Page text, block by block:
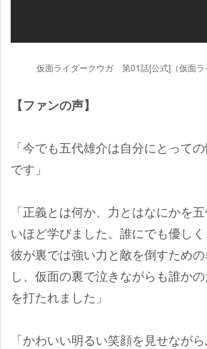
仮面ライダークウガ 第01話[公式]（仮面ラ
【ファンの声】
「今でも五代雄介は自分にとって
です」
「正義とは何か、力とはなにかを
いほど学びました。誰にでも優し
彼が裏では強い力と敵を倒すため
し、仮面の裏で泣きながらも誰か
を打たれました」
「かわいい明るい笑顔を見せなが